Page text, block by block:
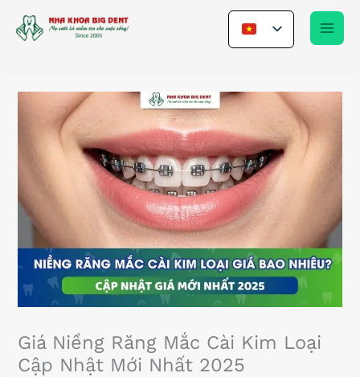
Giá Niềng Răng Mắc Cài Kim Loại
Cập Nhật Mới Nhất 2025